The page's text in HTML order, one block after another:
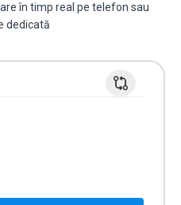
în timp real pe telefon sau
dedicată